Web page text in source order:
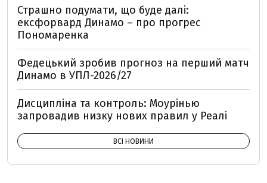
Страшно подумати, що буде далі:
ексфорвард Динамо – про прогрес
Пономаренка
Федецький зробив прогноз на перший матч
Динамо в УПЛ-2026/27
Дисципліна та контроль: Моурінью
запровадив низку нових правил у Реалі
ВСІ НОВИНИ